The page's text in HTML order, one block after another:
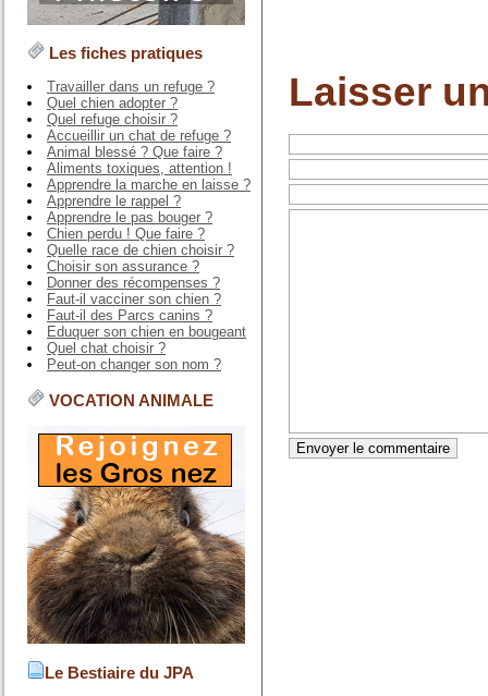
Les fiches pratiques
Travailler dans un refuge ?
Quel chien adopter ?
Quel refuge choisir ?
Accueillir un chat de refuge ?
Animal blessé ? Que faire ?
Aliments toxiques, attention !
Apprendre la marche en laisse ?
Apprendre le rappel ?
Apprendre le pas bouger ?
Chien perdu ! Que faire ?
Quelle race de chien choisir ?
Choisir son assurance ?
Donner des récompenses ?
Faut-il vacciner son chien ?
Faut-il des Parcs canins ?
Eduquer son chien en bougeant
Quel chat choisir ?
Peut-on changer son nom ?
VOCATION ANIMALE
Le Bestiaire du JPA
Laisser